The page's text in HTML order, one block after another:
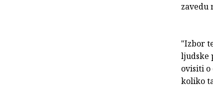
zavedu
"Izbor
ljudske
ovisiti
koliko